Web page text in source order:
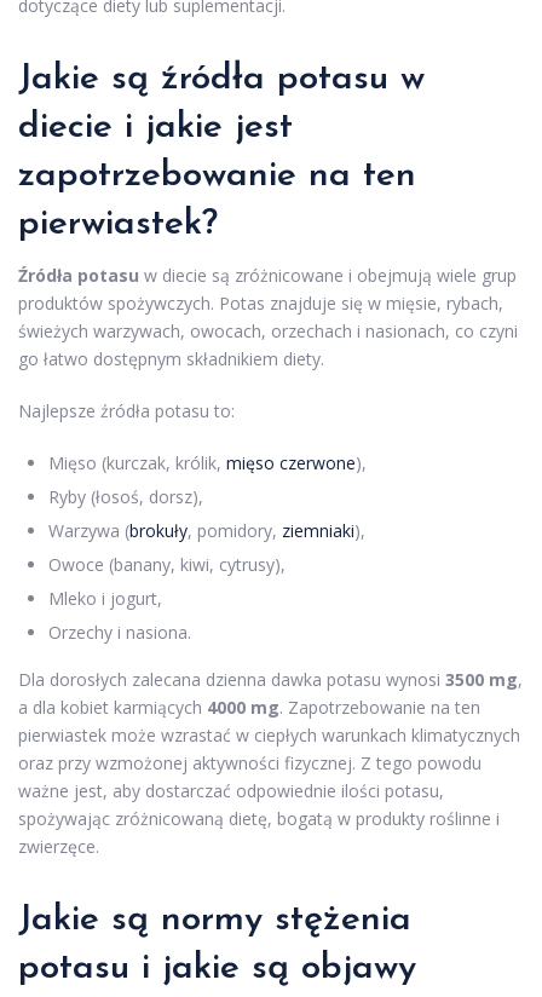
dotyczące diety lub suplementacji.
Jakie są źródła potasu w
diecie i jakie jest
zapotrzebowanie na ten
pierwiastek?
Źródła potasu w diecie są zróżnicowane i obejmują wiele grup
produktów spożywczych. Potas znajduje się w mięsie, rybach,
świeżych warzywach, owocach, orzechach i nasionach, co czyni
go łatwo dostępnym składnikiem diety.
Najlepsze źródła potasu to:
Mięso (kurczak, królik, mięso czerwone),
Ryby (łosoś, dorsz),
Warzywa (brokuły, pomidory, ziemniaki),
Owoce (banany, kiwi, cytrusy),
Mleko i jogurt,
Orzechy i nasiona.
Dla dorosłych zalecana dzienna dawka potasu wynosi 3500 mg,
a dla kobiet karmiących 4000 mg. Zapotrzebowanie na ten
pierwiastek może wzrastać w ciepłych warunkach klimatycznych
oraz przy wzmożonej aktywności fizycznej. Z tego powodu
ważne jest, aby dostarczać odpowiednie ilości potasu,
spożywając zróżnicowaną dietę, bogatą w produkty roślinne i
zwierzęce.
Jakie są normy stężenia
potasu i jakie są objawy